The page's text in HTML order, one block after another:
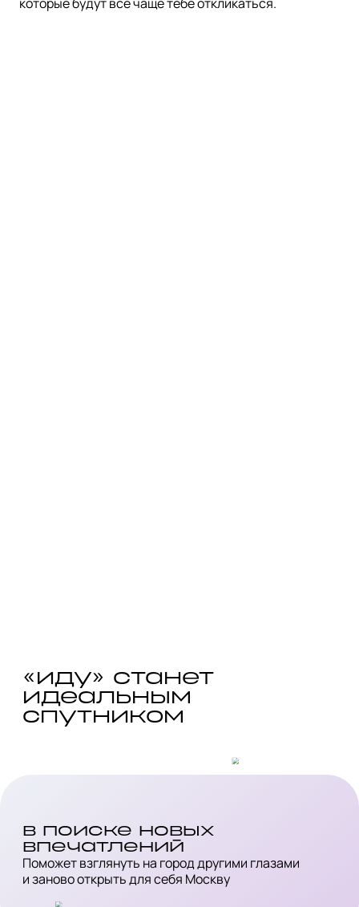
«иду» станет
идеальным
спутником
в поиске новых
впечатлений
Поможет взглянуть на город другими глазами
и заново открыть для себя Москву